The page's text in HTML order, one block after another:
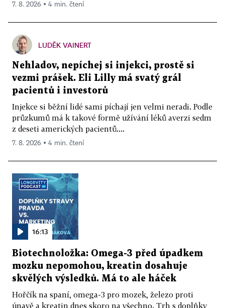
7. 8. 2026 ▪ 4 min. čtení
LUDĚK VAINERT
Nehladov, nepíchej si injekci, prostě si
vezmi prášek. Eli Lilly má svatý grál
pacientů i investorů
Injekce si běžní lidé sami píchají jen velmi neradi. Podle
průzkumů má k takové formě užívání léků averzi sedm
z deseti amerických pacientů....
7. 8. 2026 ▪ 4 min. čtení
16:13
Biotechnoložka: Omega-3 před úpadkem
mozku nepomohou, kreatin dosahuje
skvělých výsledků. Má to ale háček
Hořčík na spaní, omega-3 pro mozek, železo proti
únavě a kreatin dnes skoro na všechno. Trh s doplňky